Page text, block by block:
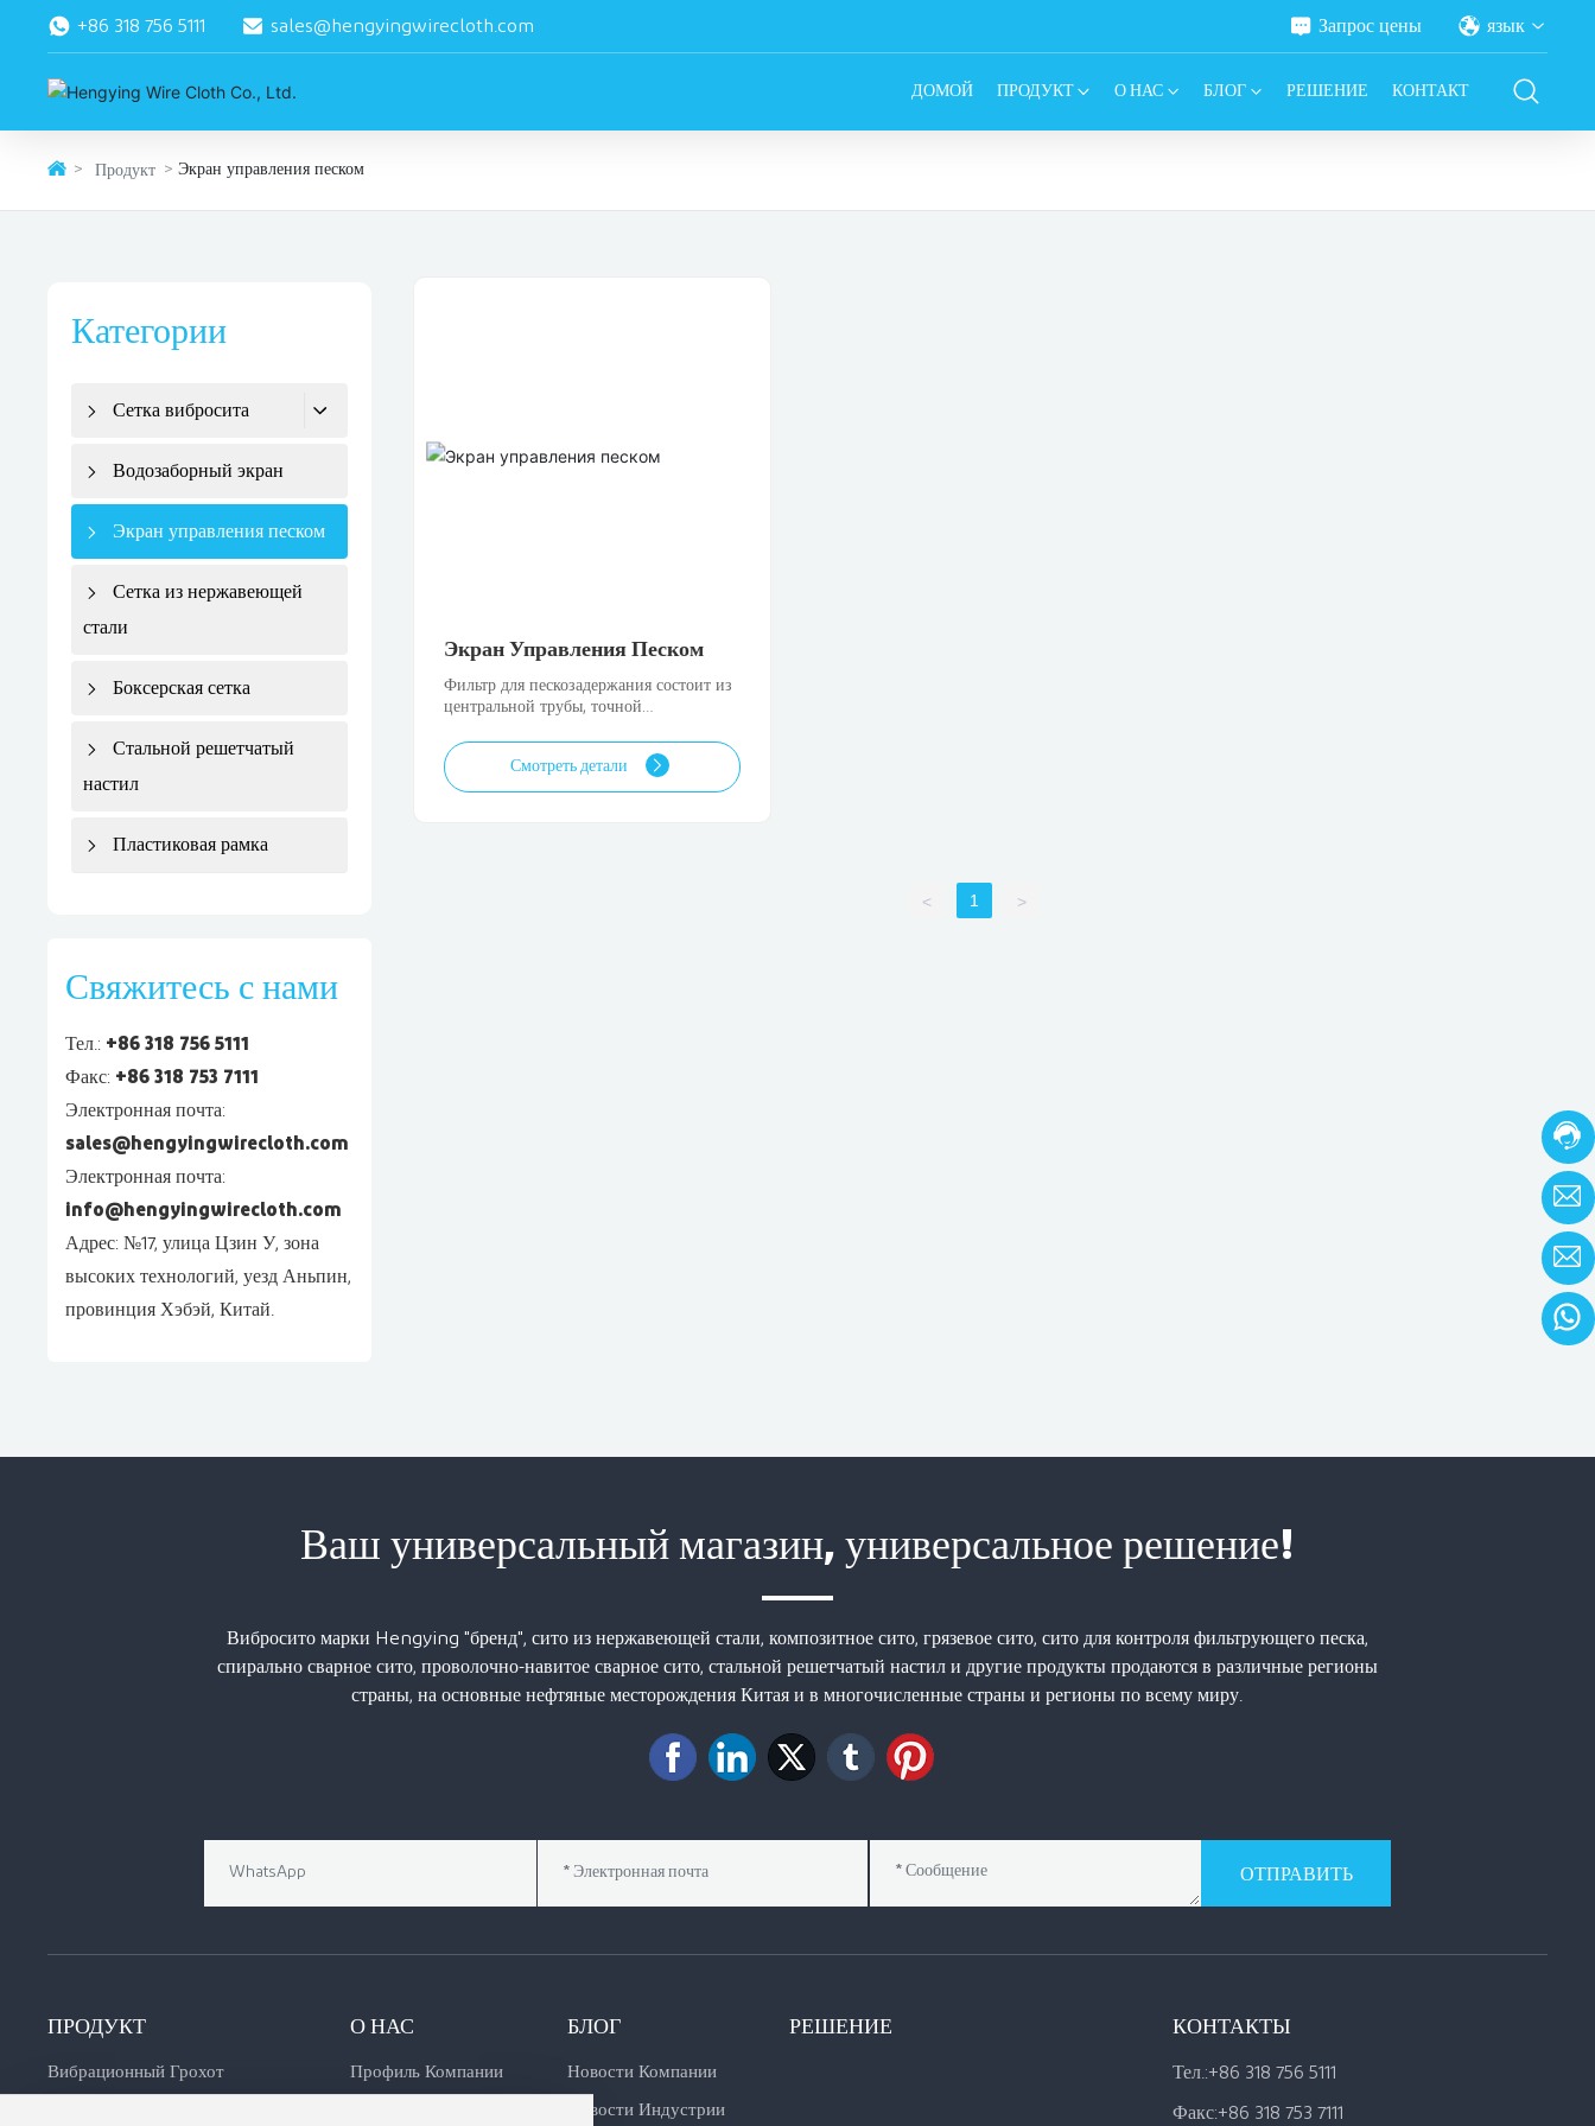
+86 318 756 5111 sales@hengyingwirecloth.com Запрос цены язык
ДОМОЙ ПРОДУКТ О НАС БЛОГ РЕШЕНИЕ КОНТАКТ
Продукт Экран управления песком
Категории
Сетка вибросита
Водозаборный экран
Экран управления песком
Сетка из нержавеющей
стали
Боксерская сетка
Стальной решетчатый
настил
Пластиковая рамка
Свяжитесь с нами
Тел.: +86 318 756 5111
Факс: +86 318 753 7111
Электронная почта:
sales@hengyingwirecloth.com
Электронная почта:
info@hengyingwirecloth.com
Адрес: №17, улица Цзин У, зона
высоких технологий, уезд Аньпин,
провинция Хэбэй, Китай.
Экран Управления Песком
Фильтр для пескозадержания состоит из
центральной трубы, точной
кольца из нержавеющей стали.
Смотреть детали
< 1 >
Ваш универсальный магазин, универсальное решение!
Вибросито марки Hengying "бренд", сито из нержавеющей стали, композитное сито, грязевое сито, сито для контроля фильтрующего песка,
спирально сварное сито, проволочно-навитое сварное сито, стальной решетчатый настил и другие продукты продаются в различные регионы
страны, на основные нефтяные месторождения Китая и в многочисленные страны и регионы по всему миру.
ОТПРАВИТЬ
ПРОДУКТ
Вибрационный Грохот
О НАС
Профиль Компании
БЛОГ
Новости Компании
Новости Индустрии
РЕШЕНИЕ КОНТАКТЫ
Тел.:+86 318 756 5111
Факс:+86 318 753 7111